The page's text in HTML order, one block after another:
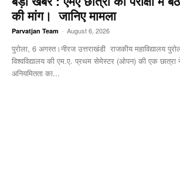
की मांग। जानिए मामला
Parvatjan Team - August 6, 2026
पुरोला, 6 अगस्त।नीरज उत्तराखंडी राजकीय महाविद्यालय
विश्वविद्यालय की एम.ए. प्रथम सेमेस्टर (ओपन) की एक छात्रा ने
अनियमितता का...